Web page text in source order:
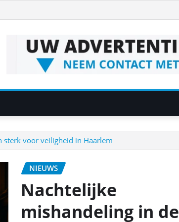
sterk voor veiligheid in Haarlem
NIEUWS
Nachtelijke
mishandeling in de